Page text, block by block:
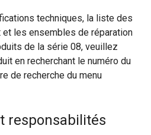
techniques, la liste des
les ensembles de réparation
de la série 08, veuillez
en recherchant le numéro du
de recherche du menu
responsabilités